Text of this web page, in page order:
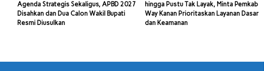
Agenda Strategis Sekaligus, APBD 2027
Disahkan dan Dua Calon Wakil Bupati
Resmi Diusulkan
hingga Pustu Tak Layak, Minta Pemkab
Way Kanan Prioritaskan Layanan Dasar
dan Keamanan